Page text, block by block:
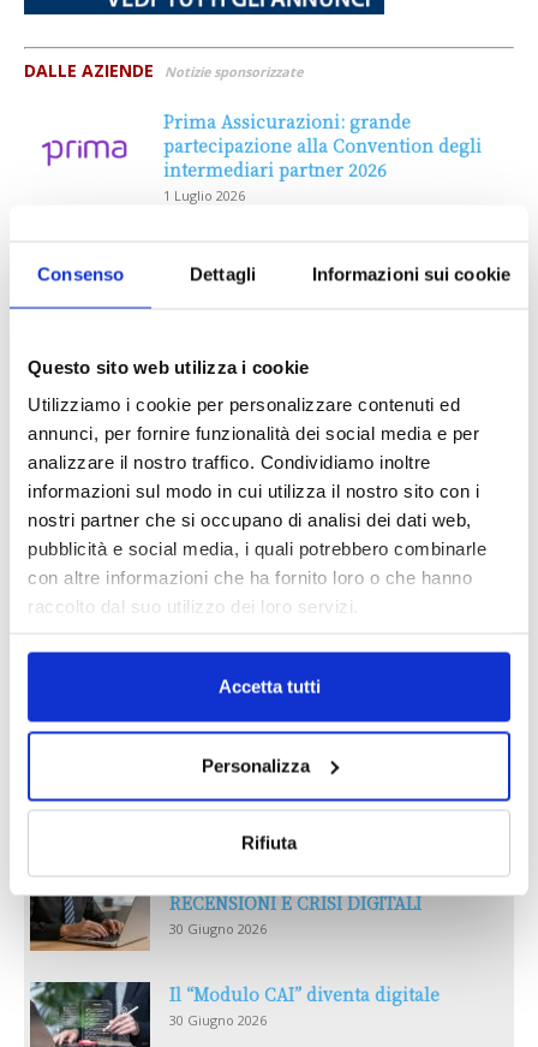
Consenso Dettagli Informazioni sui cookie
Questo sito web utilizza i cookie
Utilizziamo i cookie per personalizzare contenuti ed
annunci, per fornire funzionalità dei social media e per
analizzare il nostro traffico. Condividiamo inoltre
informazioni sul modo in cui utilizza il nostro sito con i
nostri partner che si occupano di analisi dei dati web,
pubblicità e social media, i quali potrebbero combinarle
con altre informazioni che ha fornito loro o che hanno
raccolto dal suo utilizzo dei loro servizi.
Accetta tutti
Personalizza
Rifiuta
DALLE AZIENDE Notizie sponsorizzate
Prima Assicurazioni: grande
partecipazione alla Convention degli
intermediari partner 2026
1 Luglio 2026
dell’IA sul futuro e oltre)
IL MENSILE ASSINEWS LUGLIO-
AGOSTO 2026
Reclami e sanzioni 2025
LA GESTIONE DELLA REPUTAZIONE.
RECENSIONI E CRISI DIGITALI
30 Giugno 2026
Il “Modulo CAI” diventa digitale
30 Giugno 2026